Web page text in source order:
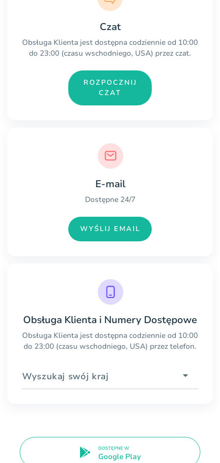
Czat
Obsługa Klienta jest dostępna codziennie od 10:00
do 23:00 (czasu wschodniego, USA) przez czat.
ROZPOCZNIJ
CZAT
E-mail
Dostępne 24/7
WYŚLIJ EMAIL
Obsługa Klienta i Numery Dostępowe
Obsługa Klienta jest dostępna codziennie od 10:00
do 23:00 (czasu wschodniego, USA) przez telefon.
Wyszukaj swój kraj
DOSTĘPNE W
Google Play